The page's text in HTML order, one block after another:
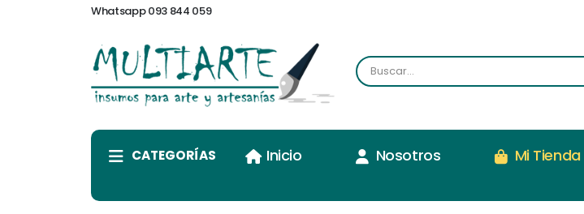
Whatsapp 093 844 059
CATEGORÍAS Inicio Nosotros Mi Tienda